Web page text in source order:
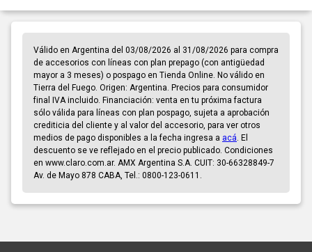
Válido en Argentina del 03/08/2026 al 31/08/2026 para compra
de accesorios con líneas con plan prepago (con antigüedad
mayor a 3 meses) o pospago en Tienda Online. No válido en
Tierra del Fuego. Origen: Argentina. Precios para consumidor
final IVA incluido. Financiación: venta en tu próxima factura
sólo válida para líneas con plan pospago, sujeta a aprobación
crediticia del cliente y al valor del accesorio, para ver otros
medios de pago disponibles a la fecha ingresa a acá. El
descuento se ve reflejado en el precio publicado. Condiciones
en www.claro.com.ar. AMX Argentina S.A. CUIT: 30-66328849-7
Av. de Mayo 878 CABA, Tel.: 0800-123-0611.